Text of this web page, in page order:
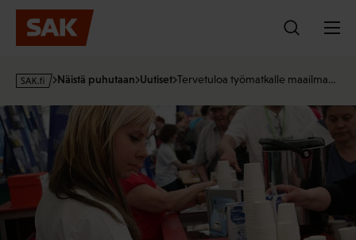
Hyppää
sisältöön
s
·
i
Näistä puhutaan Uutiset Tervetuloa työmatkalle maailma…